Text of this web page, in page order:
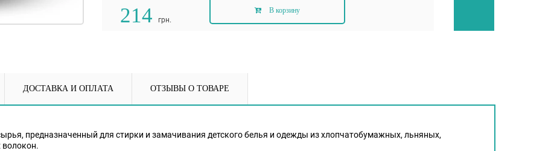
214 грн.
В корзину
ДОСТАВКА И ОПЛАТА ОТЗЫВЫ О ТОВАРЕ
предназначенный для стирки и замачивания детского белья и одежды из хлопчатобумажных, льняных,
волокон.